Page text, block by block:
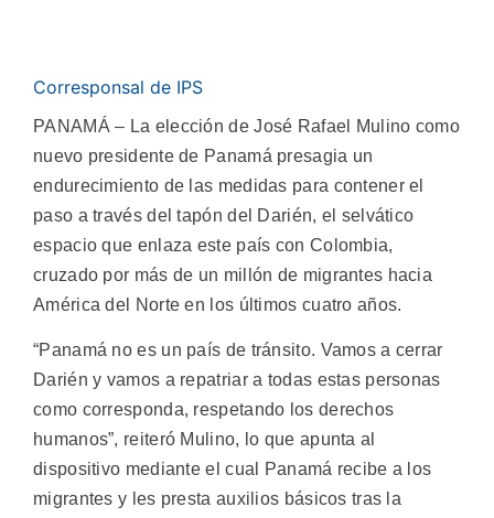
Corresponsal de IPS
PANAMÁ – La elección de José Rafael Mulino como
nuevo presidente de Panamá presagia un
endurecimiento de las medidas para contener el
paso a través del tapón del Darién, el selvático
espacio que enlaza este país con Colombia,
cruzado por más de un millón de migrantes hacia
América del Norte en los últimos cuatro años.
“Panamá no es un país de tránsito. Vamos a cerrar
Darién y vamos a repatriar a todas estas personas
como corresponda, respetando los derechos
humanos”, reiteró Mulino, lo que apunta al
dispositivo mediante el cual Panamá recibe a los
migrantes y les presta auxilios básicos tras la